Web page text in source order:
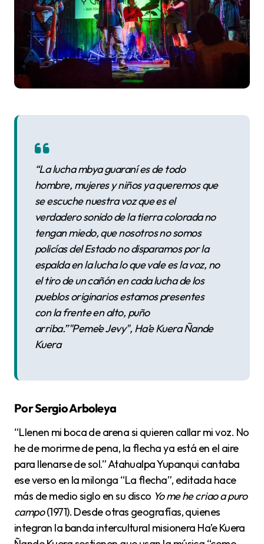
“La lucha mbya guaraní es de todo
hombre, mujeres y niños ya queremos que
se escuche nuestra voz que es el
verdadero sonido de la tierra colorada no
tengan miedo, que nosotros no somos
policías del Estado no disparamos por la
espalda en la lucha lo que vale es la voz, no
el tiro de un cañón en cada lucha de los
pueblos originarios estamos presentes
con la frente en alto, puño
arriba.”"Peme’e Jevy", Ha’e Kuera Ñande
Kuera
Por Sergio Arboleya
“Llenen mi boca de arena si quieren callar mi voz. No
he de morirme de pena, la flecha ya está en el aire
para llenarse de sol.” Atahualpa Yupanqui cantaba
ese verso en la milonga “La flecha”, editada hace
más de medio siglo en su disco Yo me he criao a puro
campo(1971). Desde otras geografías, quienes
integran la banda intercultural misionera Ha’e Kuera